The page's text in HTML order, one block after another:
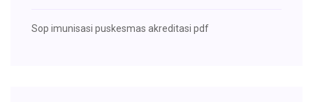
Sop imunisasi puskesmas akreditasi pdf